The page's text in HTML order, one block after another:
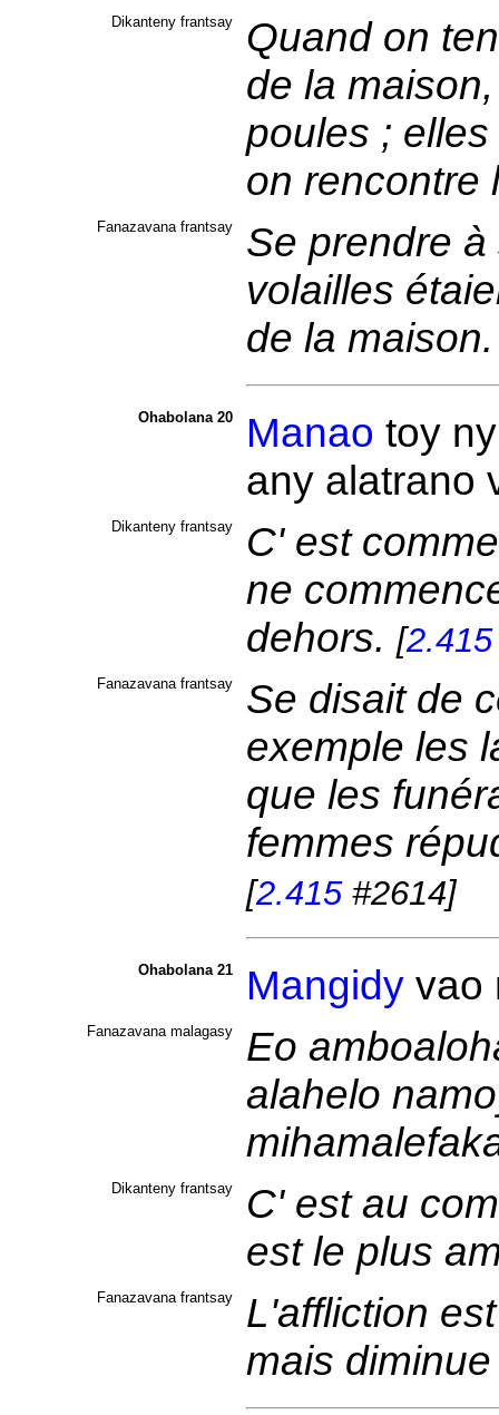
Dikanteny frantsay
Quand on
de la
poules ;
on rencontre
Fanazavana frantsay
Se prendre
volailles
de la
Ohabolana 20 Manao toy
any alatrano
Dikanteny frantsay
C' est
ne
dehors. [2.415
Fanazavana frantsay
Se disait de
exemple les
que les
femmes
[2.415#2614]
Ohabolana 21 Mangidyvao
Fanazavana malagasy
Eo
alahelo
Dikanteny frantsay
C' est au
est le plus
Fanazavana frantsay
L'affliction
mais